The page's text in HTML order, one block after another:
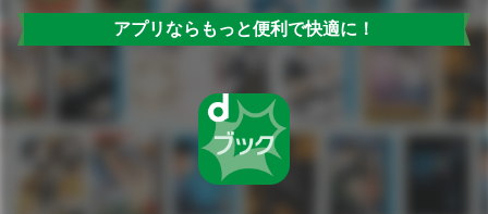
アプリならもっと便利で快適に！